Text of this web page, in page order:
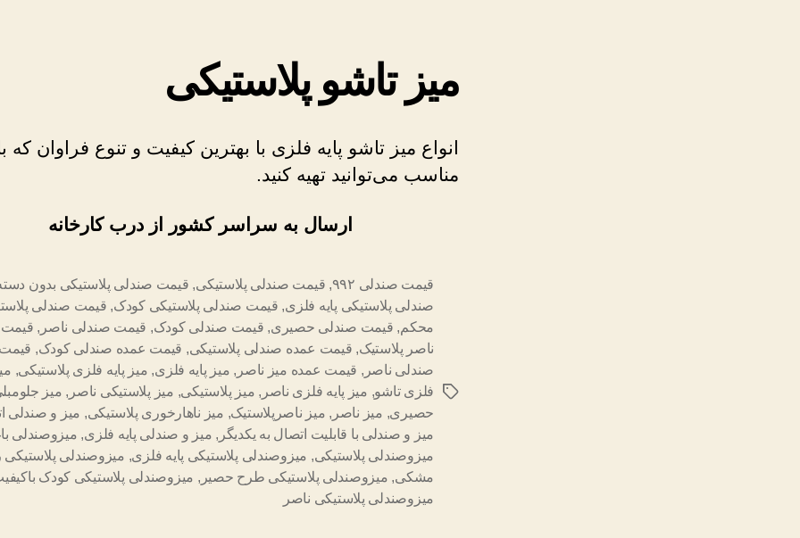
میز تاشو پلاستیکی
انواع میز تاشو پایه فلزی با بهترین کیفیت و تنوع فراوان که
مناسب می‌توانید تهیه کنید.
ارسال به سراسر کشور از درب کارخانه
برچسب‌ها
قیمت صندلی ۹۹۲ , قیمت صندلی پلاستیکی, قیمت صندلی پلاستیکی بدون
صندلی پلاستیکی پایه فلزی, قیمت صندلی پلاستیکی کودک, قیمت صندلی
محکم, قیمت صندلی حصیری, قیمت صندلی کودک, قیمت صندلی ناصر ,
ناصر پلاستیک, قیمت عمده صندلی پلاستیکی, قیمت عمده صندلی کودک,
صندلی ناصر , قیمت عمده میز ناصر , میز پایه فلزی, میز پایه فلزی پلاستیکی,
فلزی تاشو, میز پایه فلزی ناصر , میز پلاستیکی, میز پلاستیکی ناصر , میز
حصیری, میز ناصر , میز ناصرپلاستیک, میز ناهارخوری پلاستیکی, میز و صندلی
میز و صندلی با قابلیت اتصال به یکدیگر , میز و صندلی پایه فلزی, میزوصندلی
میزوصندلی پلاستیکی, میزوصندلی پلاستیکی پایه فلزی, میزوصندلی پلاستیکی
مشکی, میزوصندلی پلاستیکی طرح حصیر , میزوصندلی پلاستیکی کودک
میزوصندلی پلاستیکی ناصر